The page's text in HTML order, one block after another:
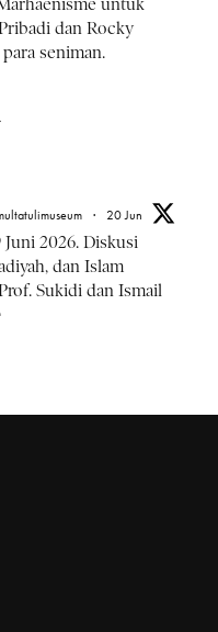
untuk
dan Rocky
seniman.
· 20 Jun
Juni 2026. Diskusi
dan Islam
Sukidi dan Ismail